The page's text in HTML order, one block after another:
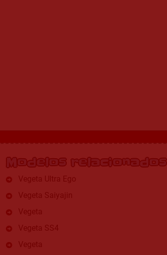
Modelos relacionados
Vegeta Ultra Ego
Vegeta Saiyajin
Vegeta
Vegeta SS4
Vegeta